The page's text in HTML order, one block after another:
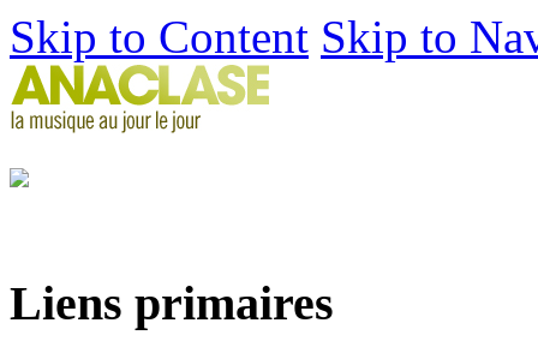
Skip to Content Skip to
Liens primaires